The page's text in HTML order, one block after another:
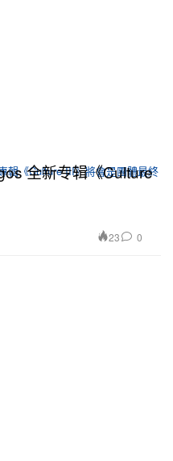
全新专辑《Culture
23 0